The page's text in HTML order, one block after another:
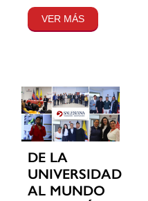
VER MÁS
DE LA
UNIVERSIDAD
AL MUNDO